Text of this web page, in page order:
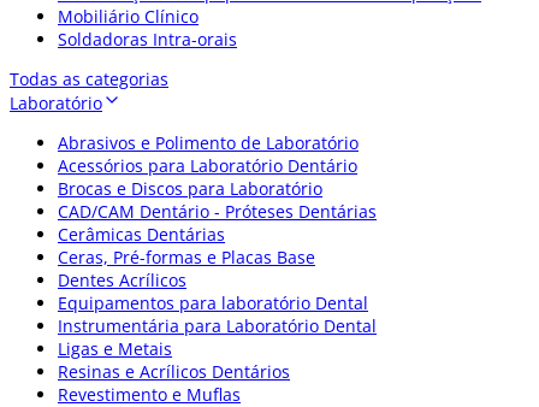
Mobiliário Clínico
Soldadoras Intra-orais
Todas as categorias
Laboratório
Abrasivos e Polimento de Laboratório
Acessórios para Laboratório Dentário
Brocas e Discos para Laboratório
CAD/CAM Dentário - Próteses Dentárias
Cerâmicas Dentárias
Ceras, Pré-formas e Placas Base
Dentes Acrílicos
Equipamentos para laboratório Dental
Instrumentária para Laboratório Dental
Ligas e Metais
Resinas e Acrílicos Dentários
Revestimento e Muflas